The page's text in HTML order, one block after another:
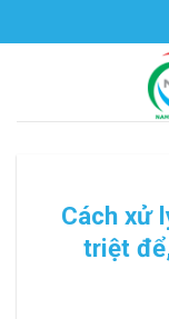
to
Cách xử
triệt